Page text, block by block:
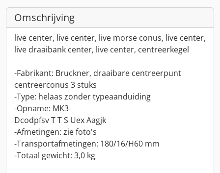
Omschrijving
live center, live center, live morse conus, live center,
live draaibank center, live center, centreerkegel
-Fabrikant: Bruckner, draaibare centreerpunt
centreerconus 3 stuks
-Type: helaas zonder typeaanduiding
-Opname: MK3
Dcodpfsv T T S Uex Aagjk
-Afmetingen: zie foto's
-Transportafmetingen: 180/16/H60 mm
-Totaal gewicht: 3,0 kg